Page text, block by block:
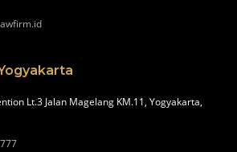
Lt.3 Jalan Magelang KM.11, Yogyakarta,